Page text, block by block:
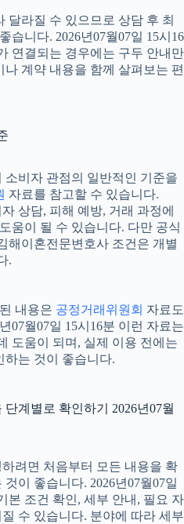
달라질 수 있으므로 상담 후 최
습니다. 2026년07월07일 15시16
연결되는 경우에는 구두 안내만
계약 내용을 함께 살펴보는 편
비자 관점의 일반적인 기준을
자료를 참고할 수 있습니다.
상담, 피해 예방, 거래 과정에
움이 될 수 있습니다. 다만 공식
해이혼전문변호사 조건은 개별
.
내용은 공정거래위원회 자료도
07월07일 15시16분 이런 자료는
도움이 되며, 실제 이용 전에는
하는 것이 좋습니다.
계별로 확인하기 2026년07월
려면 처음부터 모든 내용을 확
이 좋습니다. 2026년07월07일
본 조건 확인, 세부 안내, 필요 자
수 있습니다. 분야에 따라 세부